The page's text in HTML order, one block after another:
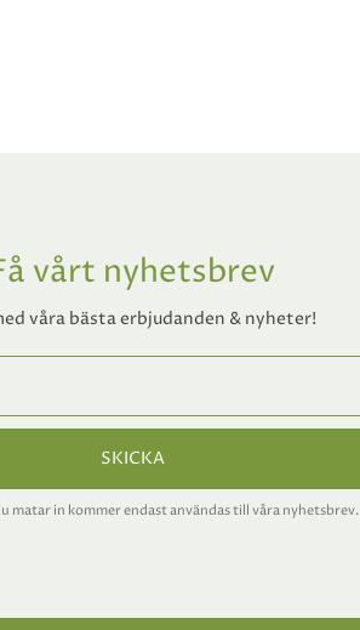
vårt nyhetsbrev
våra bästa erbjudanden & nyheter!
SKICKA
matar in kommer endast användas till våra nyhetsbrev.